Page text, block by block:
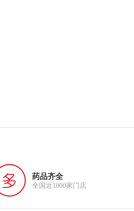
药品齐全
全国近1000家门店